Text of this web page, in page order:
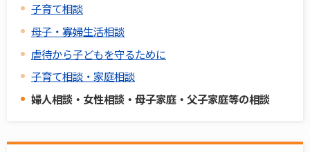
子育て相談
母子・寡婦生活相談
虐待から子どもを守るために
子育て相談・家庭相談
婦人相談・女性相談・母子家庭・父子家庭等の相談